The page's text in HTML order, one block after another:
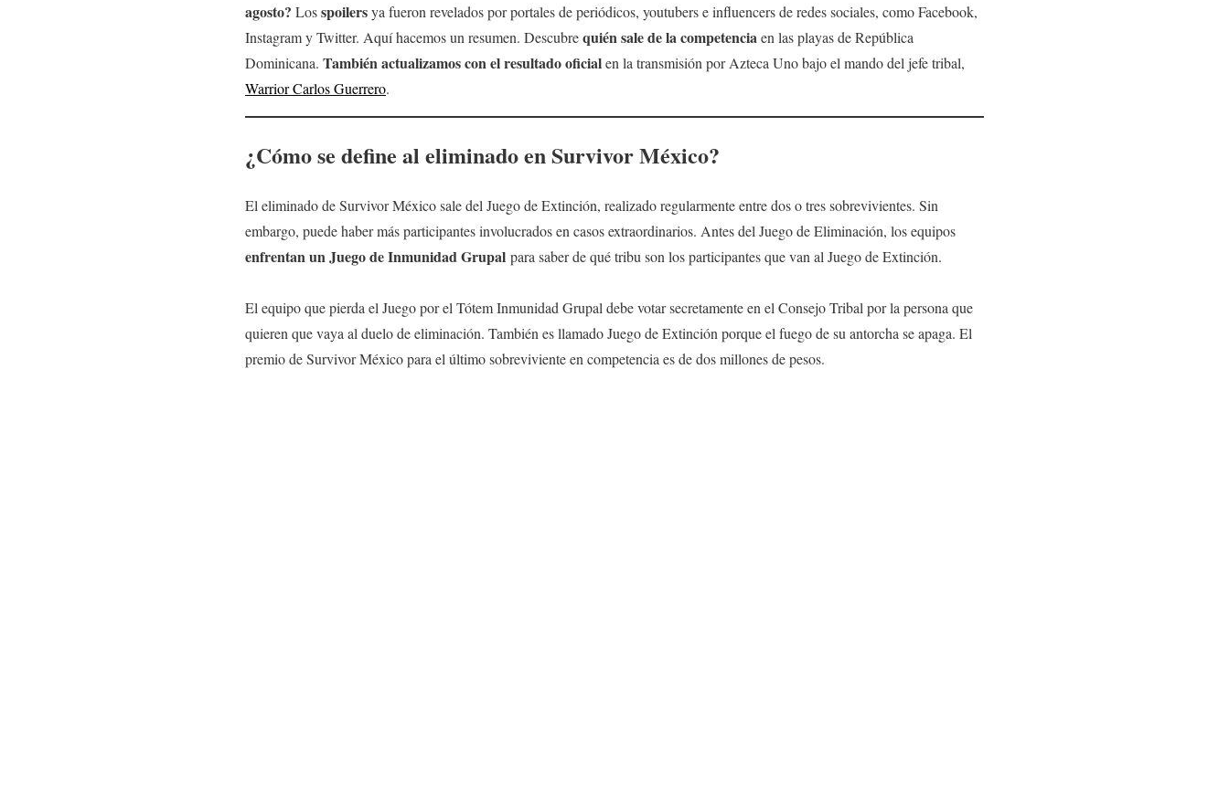
agosto? Losspoilersya fueron revelados por portales de periódicos, youtubers e influencers de redes sociales, como Facebook,
Instagram y Twitter. Aquí hacemos un resumen. Descubrequién sale de la competenciaen las playas de República
Dominicana. También actualizamos con el resultado oficialen la transmisión por Azteca Uno bajo el mando del jefe tribal,
Warrior Carlos Guerrero.
¿Cómo se define al eliminado en Survivor México?
El eliminado de Survivor México sale del Juego de Extinción, realizado regularmente entre dos o tres sobrevivientes. Sin
embargo, puede haber más participantes involucrados en casos extraordinarios. Antes del Juego de Eliminación, los equipos
enfrentan un Juego de Inmunidad Grupal para saber de qué tribu son los participantes que van al Juego de Extinción.
El equipo que pierda el Juego por el Tótem Inmunidad Grupal debe votar secretamente en el Consejo Tribal por la persona que
quieren que vaya al duelo de eliminación. También es llamado Juego de Extinción porque el fuego de su antorcha se apaga. El
premio de Survivor México para el último sobreviviente en competencia es de dos millones de pesos.